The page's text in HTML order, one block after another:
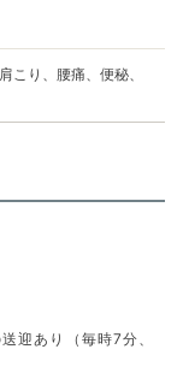
こり、腰痛、便秘、
迎あり（毎時7分、